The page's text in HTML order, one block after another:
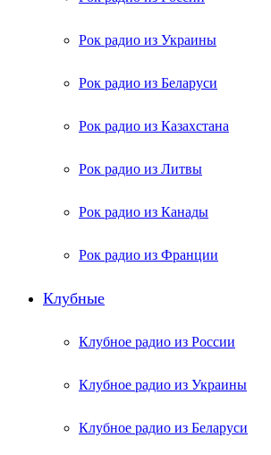
Рок радио из Украины
Рок радио из Беларуси
Рок радио из Казахстана
Рок радио из Литвы
Рок радио из Канады
Рок радио из Франции
Клубные
Клубное радио из России
Клубное радио из Украины
Клубное радио из Беларуси